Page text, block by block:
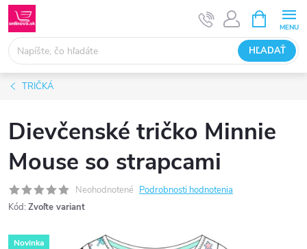
Prejsť
na
obsah
HĽADAŤ
KOŠÍK
TRIČKÁ
Dievčenské tričko Minnie
Mouse so strapcami
Neohodnotené Podrobnosti hodnotenia
Kód: Zvoľte variant
Novinka